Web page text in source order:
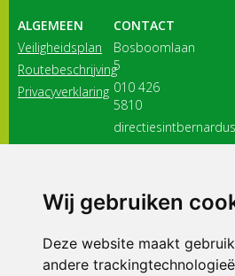
Wij gebruiken
Deze website maakt
andere
ALGEMEEN
Veiligheidsplan
Routebeschrijving
Privacyverklaring
CONTACT
Bosboomlaan
5
010 426
5810
3116 JB
ONDERDEEL VAN